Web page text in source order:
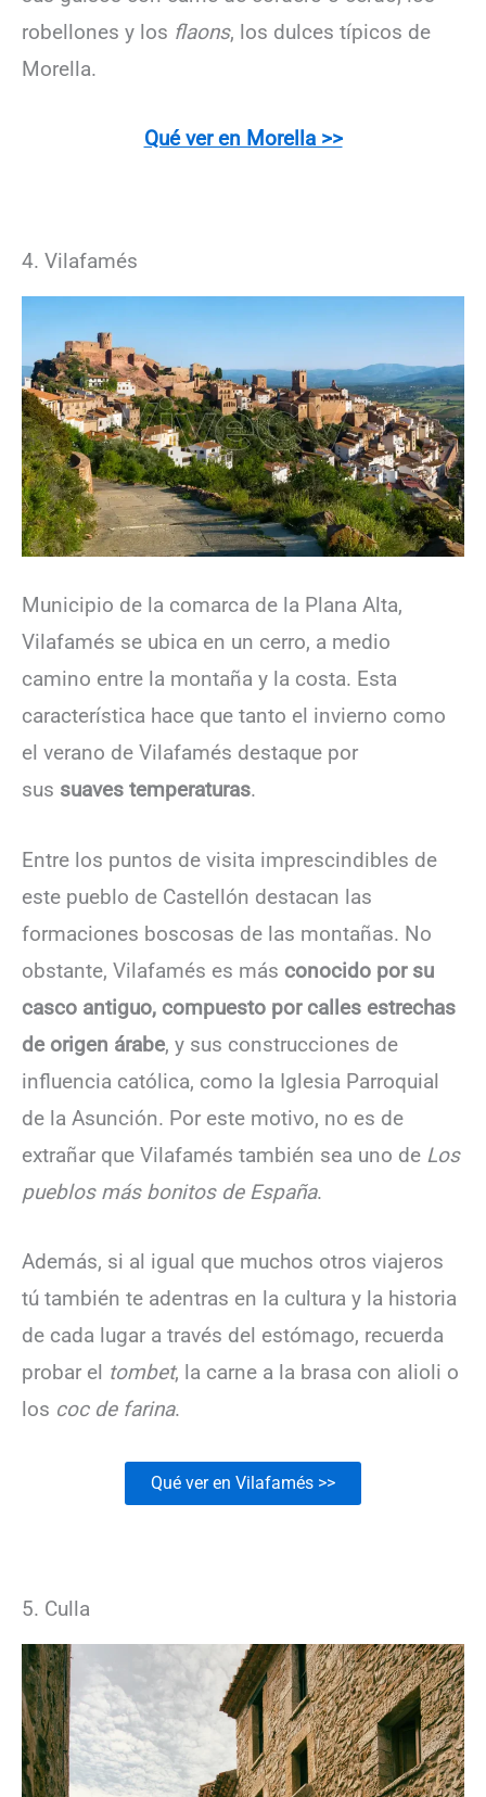
robellones y los flaons, los dulces típicos de
Morella.
Qué ver en Morella >>
4. Vilafamés
Municipio de la comarca de la Plana Alta,
Vilafamés se ubica en un cerro, a medio
camino entre la montaña y la costa. Esta
característica hace que tanto el invierno como
el verano de Vilafamés destaque por
sus suaves temperaturas.
Entre los puntos de visita imprescindibles de
este pueblo de Castellón destacan las
formaciones boscosas de las montañas. No
obstante, Vilafamés es más conocido por su
casco antiguo, compuesto por calles estrechas
de origen árabe, y sus construcciones de
influencia católica, como la Iglesia Parroquial
de la Asunción. Por este motivo, no es de
extrañar que Vilafamés también sea uno de Los
pueblos más bonitos de España.
Además, si al igual que muchos otros viajeros
tú también te adentras en la cultura y la historia
de cada lugar a través del estómago, recuerda
probar el tombet, la carne a la brasa con alioli o
los coc de farina.
Qué ver en Vilafamés >>
5. Culla